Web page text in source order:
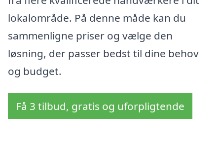
lokalområde. På denne måde kan du
sammenligne priser og vælge den
løsning, der passer bedst til dine behov
og budget.
Få 3 tilbud, gratis og uforpligtende